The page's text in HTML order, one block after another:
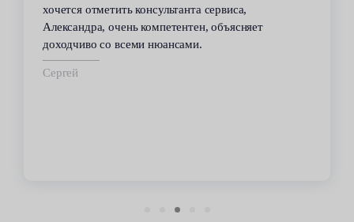
хочется отметить консультанта сервиса,
Александра, очень компетентен, объясняет
доходчиво со всеми нюансами.
Сергей